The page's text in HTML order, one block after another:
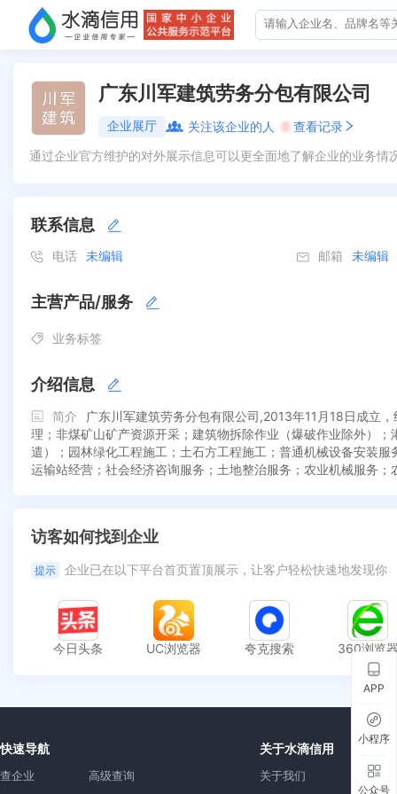
广东川军建筑劳务分包有限公司
企业展厅 关注该企业的人 0 查看记录
通过企业官方维护的对外展示信息可以更全面地了解企业的业务
联系信息
电话 未编辑 邮箱 未编辑
主营产品/服务
业务标签
介绍信息
简介
广东川军建筑劳务分包有限公司,2013年11月18日成立
理；非煤矿山矿产资源开采；建筑物拆除作业（爆破作业除外）
遣）；园林绿化工程施工；土石方工程施工；普通机械设备安装
运输站经营；社会经济咨询服务；土地整治服务；农业机械服务；
访客如何找到企业
提示 企业已在以下平台首页置顶展示，让客户轻松快速地发现你
今日头条 UC浏览器 夸克搜索 360浏览
快速导航
查企业 高级查询
关于水滴信用
关于我们
APP
小程序
公众号